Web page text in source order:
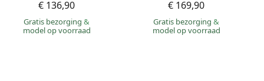
€ 136,90
Gratis bezorging&
model op voorraad
€ 169,90
Gratis bezorging&
model op voorraad